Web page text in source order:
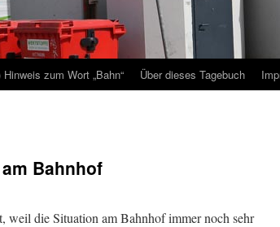
Hinweis zum Wort „Bahn“ Über dieses Tagebuch
Bahnhof
weil die Situation am Bahnhof immer noch sehr